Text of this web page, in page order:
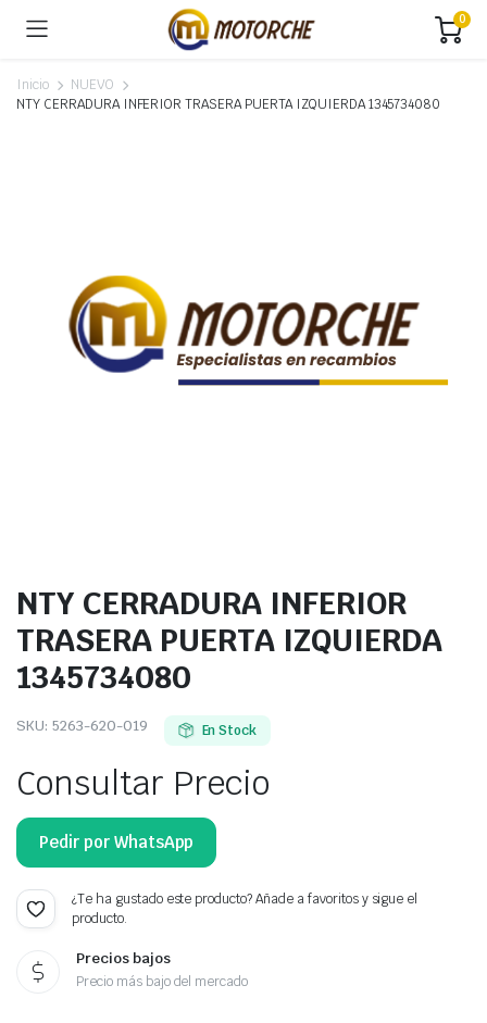
0
Inicio
NUEVO
NTY CERRADURA INFERIOR TRASERA PUERTA IZQUIERDA 1345734080
NTY CERRADURA INFERIOR
TRASERA PUERTA IZQUIERDA
1345734080
SKU: 5263-620-019 En Stock
Consultar Precio
Pedir por WhatsApp
¿Te ha gustado este producto? Añade a favoritos y sigue el
producto.
Precios bajos
Precio más bajo del mercado